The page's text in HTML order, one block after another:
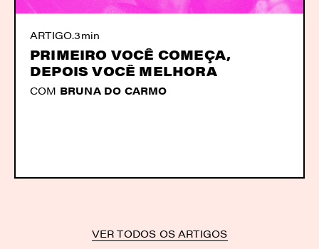
ARTIGO.3min
PRIMEIRO VOCÊ COMEÇA,
DEPOIS VOCÊ MELHORA
COM BRUNA DO CARMO
VER TODOS OS ARTIGOS